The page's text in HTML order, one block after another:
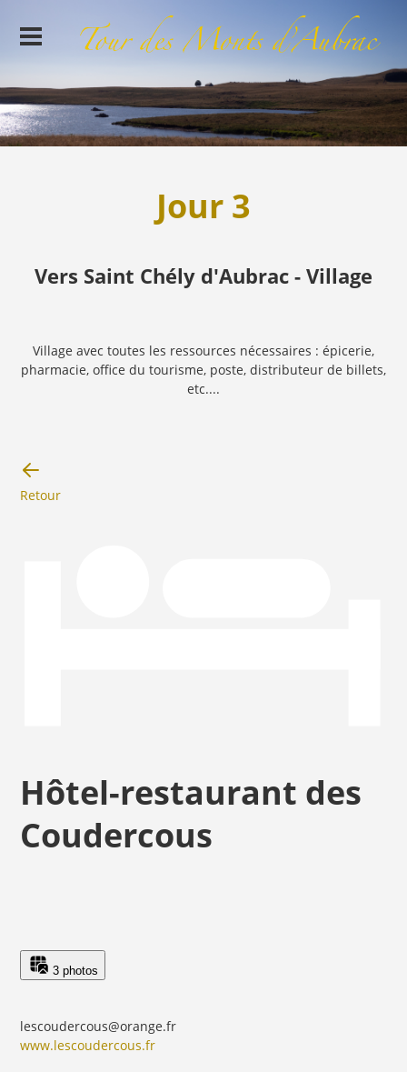
Jour 3
Vers Saint Chély d'Aubrac - Village
Village avec toutes les ressources nécessaires : épicerie,
pharmacie, office du tourisme, poste, distributeur de billets,
etc....
Retour
Hôtel-restaurant des
Coudercous
3 photos
lescoudercous@orange.fr
www.lescoudercous.fr